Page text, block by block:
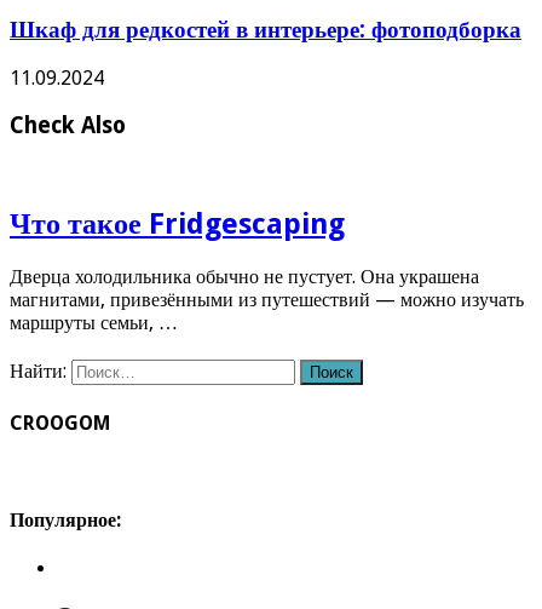
Шкаф для редкостей в интерьере: фотоподборка
11.09.2024
Check Also
Что такое Fridgescaping
Дверца холодильника обычно не пустует. Она украшена
магнитами, привезёнными из путешествий — можно изучать
маршруты семьи, …
Найти:
CROOGOM
Популярное: